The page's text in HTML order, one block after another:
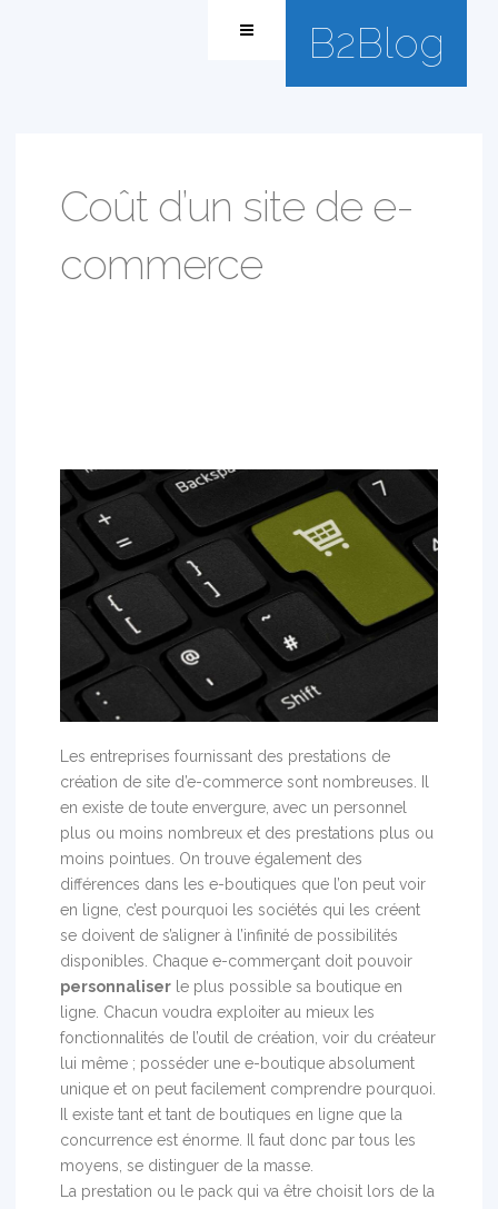
B2Blog
Coût d’un site de e-
commerce
Les entreprises fournissant des prestations de
création de site d’e-commerce sont nombreuses. Il
en existe de toute envergure, avec un personnel
plus ou moins nombreux et des prestations plus ou
moins pointues. On trouve également des
différences dans les e-boutiques que l’on peut voir
en ligne, c’est pourquoi les sociétés qui les créent
se doivent de s’aligner à l’infinité de possibilités
disponibles. Chaque e-commerçant doit pouvoir
personnaliser le plus possible sa boutique en
ligne. Chacun voudra exploiter au mieux les
fonctionnalités de l’outil de création, voir du créateur
lui même ; posséder une e-boutique absolument
unique et on peut facilement comprendre pourquoi.
Il existe tant et tant de boutiques en ligne que la
concurrence est énorme. Il faut donc par tous les
moyens, se distinguer de la masse.
La prestation ou le pack qui va être choisit lors de la